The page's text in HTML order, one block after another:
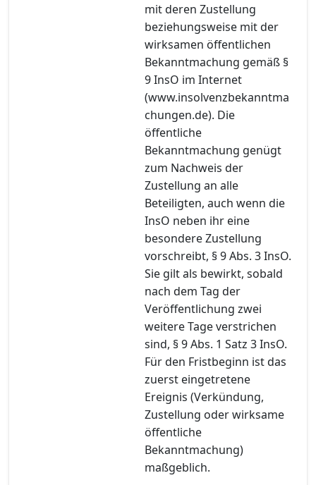
mit deren Zustellung
beziehungsweise mit der
wirksamen öffentlichen
Bekanntmachung gemäß §
9 InsO im Internet
(www.insolvenzbekanntma
chungen.de). Die
öffentliche
Bekanntmachung genügt
zum Nachweis der
Zustellung an alle
Beteiligten, auch wenn die
InsO neben ihr eine
besondere Zustellung
vorschreibt, § 9 Abs. 3 InsO.
Sie gilt als bewirkt, sobald
nach dem Tag der
Veröffentlichung zwei
weitere Tage verstrichen
sind, § 9 Abs. 1 Satz 3 InsO.
Für den Fristbeginn ist das
zuerst eingetretene
Ereignis (Verkündung,
Zustellung oder wirksame
öffentliche
Bekanntmachung)
maßgeblich.